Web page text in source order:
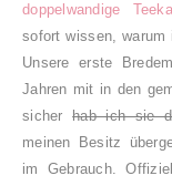
doppelwandige
sofort wissen,
Unsere erste
Jahren mit in den
sicherhab ich sie
meinen Besitz
im Gebrauch.